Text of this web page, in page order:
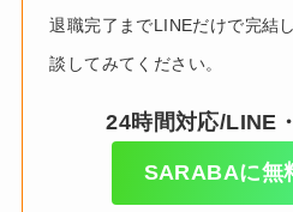
24時間対応/LINE
SARABAに無